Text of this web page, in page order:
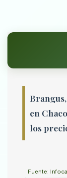
en
los
Fuente: